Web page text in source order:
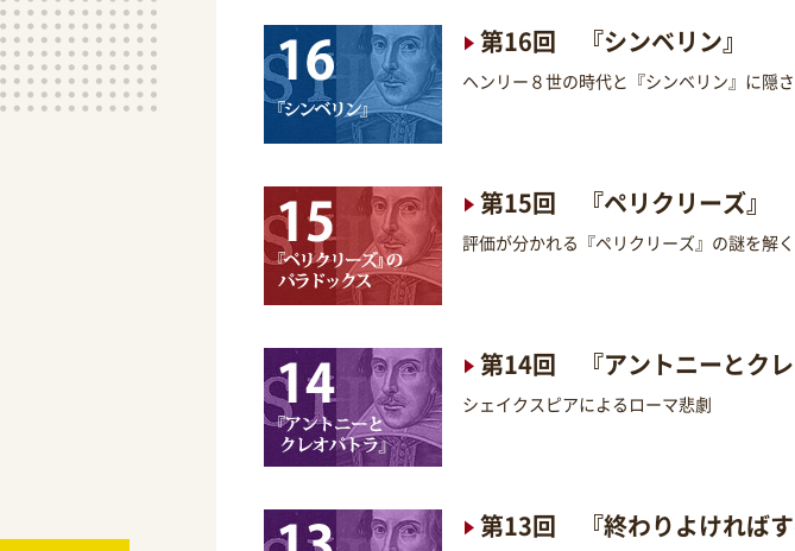
第16回 『シンベリン』
ヘンリー８世の時代と『シンベリン』に隠
第15回 『ペリクリーズ』
評価が分かれる『ペリクリーズ』の謎を解く
第14回 『アントニーとクレ
シェイクスピアによるローマ悲劇
第13回 『終わりよければす